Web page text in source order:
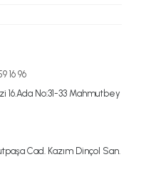
16 96
No:31-33 Mahmutbey
Cad. Kazım Dinçol San.